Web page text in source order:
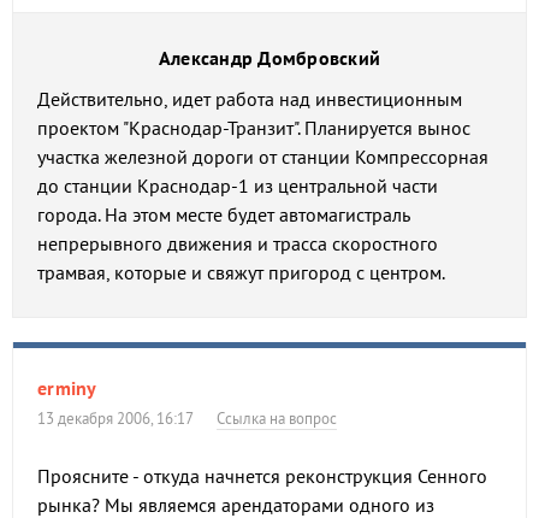
Александр Домбровский
Действительно, идет работа над инвестиционным
проектом "Краснодар-Транзит". Планируется вынос
участка железной дороги от станции Компрессорная
до станции Краснодар-1 из центральной части
города. На этом месте будет автомагистраль
непрерывного движения и трасса скоростного
трамвая, которые и свяжут пригород с центром.
erminy
13 декабря 2006, 16:17 Ссылка на вопрос
Проясните - откуда начнется реконструкция Сенного
рынка? Мы являемся арендаторами одного из